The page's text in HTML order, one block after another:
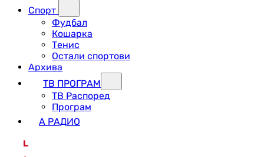
Спорт
Фудбал
Кошарка
Тенис
Остали спортови
Архива
ТВ ПРОГРАМ
ТВ Распоред
Програм
А РАДИО
L